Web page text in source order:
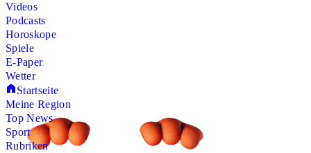
Videos
Podcasts
Horoskope
Spiele
E-Paper
Wetter
Startseite
Meine Region
Top News
Sport
Rubriken